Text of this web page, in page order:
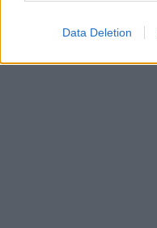
Data Deletion